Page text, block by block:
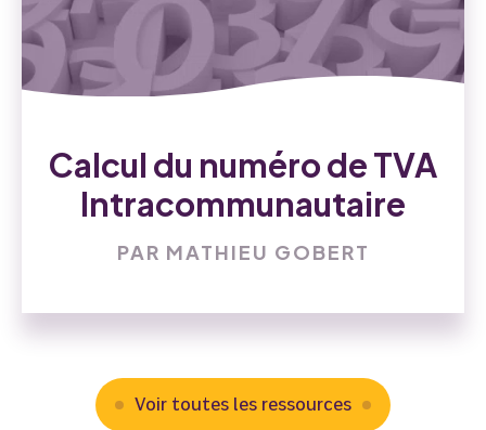
Calcul du numéro de TVA
Intracommunautaire
PAR MATHIEU GOBERT
Voir toutes les ressources